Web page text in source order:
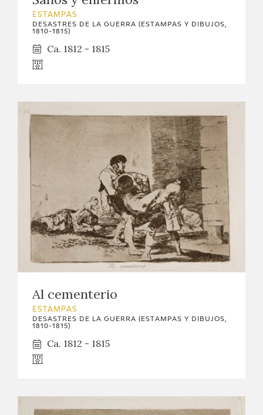
ESTAMPAS
DESASTRES DE LA GUERRA (ESTAMPAS Y DIBUJOS,
1810-1815)
Ca. 1812 - 1815
Al cementerio
ESTAMPAS
DESASTRES DE LA GUERRA (ESTAMPAS Y DIBUJOS,
1810-1815)
Ca. 1812 - 1815